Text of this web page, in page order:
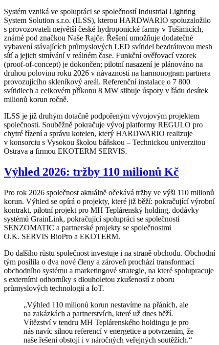
Systém vzniká ve spolupráci se společností Industrial Lighting
System Solution s.r.o. (ILSS), kterou HARDWARIO spoluzaložilo
s provozovateli největší české hydroponické farmy v Tušimicích,
známé pod značkou Naše Rajče. Řešení umožňuje dodatečné
vybavení stávajících průmyslových LED svítidel bezdrátovou mesh
sítí a jejich stmívání v reálném čase. Funkční ověřovací vzorek
(proof-of-concept) je dokončen; pilotní nasazení je plánováno na
druhou polovinu roku 2026 v návaznosti na harmonogram partnera
provozujícího skleníkový areál. Referenční instalace o 7 800
svítidlech a celkovém příkonu 8 MW slibuje úspory v řádu desítek
milionů korun ročně.
ILSS je již druhým dotačně podpořeným vývojovým projektem
společnosti. Souběžně pokračuje vývoj platformy REGULO pro
chytré řízení a správu kotelen, který HARDWARIO realizuje
v konsorciu s Vysokou školou báňskou – Technickou univerzitou
Ostrava a firmou EKOTERM SERVIS.
Výhled 2026: tržby 110 milionů Kč
Pro rok 2026 společnost aktuálně očekává tržby ve výši 110 milionů
korun. Výhled se opírá o projekty, které již běží: pokračující výrobní
kontrakt, pilotní projekt pro MH Teplárenský holding, dodávky
systémů GrainLink, pokračující spolupráci se společností
SENZOMATIC a partnerské projekty se společnostmi
O.K. SERVIS BioPro a EKOTERM.
Do dalšího růstu společnost investuje i na straně obchodu. Obchodní
tým posílila o dva nové členy a zároveň prochází transformací
obchodního systému a marketingové strategie, na které spolupracuje
s externími odborníky s dlouholetou zkušeností z oboru
průmyslových technologií a IoT.
„Výhled 110 milionů korun nestavíme na přáních, ale
na zakázkách a partnerstvích, které už dnes běží.
Vítězství v tendru MH Teplárenského holdingu je pro
nás navíc silnou referencí v energetice a potvrzením, že
naše řešení obstojí i v náročných veřejných soutěžích.“